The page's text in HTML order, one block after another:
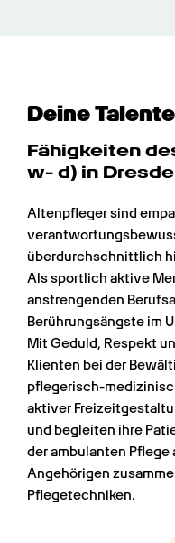
Deine
Fähigkeiten
w- d) in
Altenpfleger sind
überdurchschnittlich
Als sportlich aktive
anstrengenden
Berührungsängste im
Mit Geduld, Respekt
Klienten bei der
pflegerisch-
aktiver
und begleiten ihre
der ambulanten
Angehörigen
Pflegetechniken.